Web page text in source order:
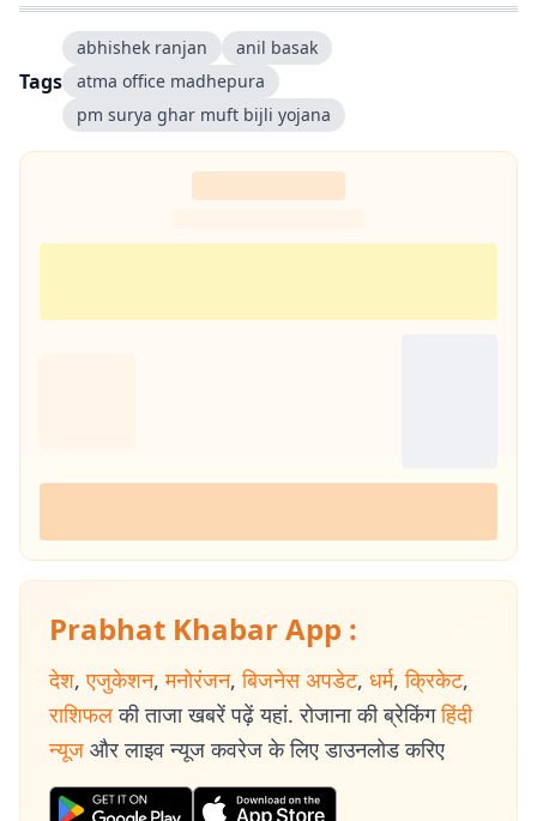
Tags
abhishek ranjan
anil basak
atma office madhepura
pm surya ghar muft bijli yojana
Prabhat Khabar App :
देश, एजुकेशन, मनोरंजन, बिजनेस अपडेट, धर्म, क्रिकेट,
राशिफल की ताजा खबरें पढ़ें यहां. रोजाना की ब्रेकिंग हिंदी
न्यूज और लाइव न्यूज कवरेज के लिए डाउनलोड करिए